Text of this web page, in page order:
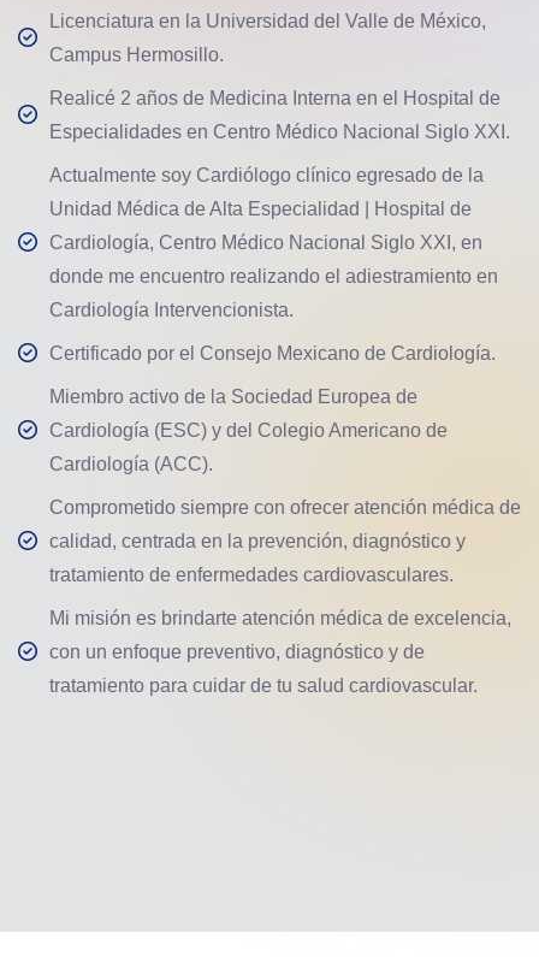
Licenciatura en la Universidad del Valle de México,
Campus Hermosillo.
Realicé 2 años de Medicina Interna en el Hospital de
Especialidades en Centro Médico Nacional Siglo XXI.
Actualmente soy Cardiólogo clínico egresado de la
Unidad Médica de Alta Especialidad | Hospital de
Cardiología, Centro Médico Nacional Siglo XXI, en
donde me encuentro realizando el adiestramiento en
Cardiología Intervencionista.
Certificado por el Consejo Mexicano de Cardiología.
Miembro activo de la Sociedad Europea de
Cardiología (ESC) y del Colegio Americano de
Cardiología (ACC).
Comprometido siempre con ofrecer atención médica de
calidad, centrada en la prevención, diagnóstico y
tratamiento de enfermedades cardiovasculares.
Mi misión es brindarte atención médica de excelencia,
con un enfoque preventivo, diagnóstico y de
tratamiento para cuidar de tu salud cardiovascular.